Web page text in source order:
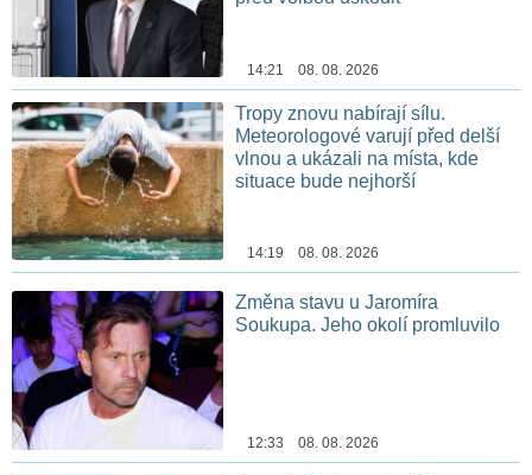
14:21 08. 08. 2026
Tropy znovu nabírají sílu.
Meteorologové varují před delší
vlnou a ukázali na místa, kde
situace bude nejhorší
14:19 08. 08. 2026
Změna stavu u Jaromíra
Soukupa. Jeho okolí promluvilo
12:33 08. 08. 2026